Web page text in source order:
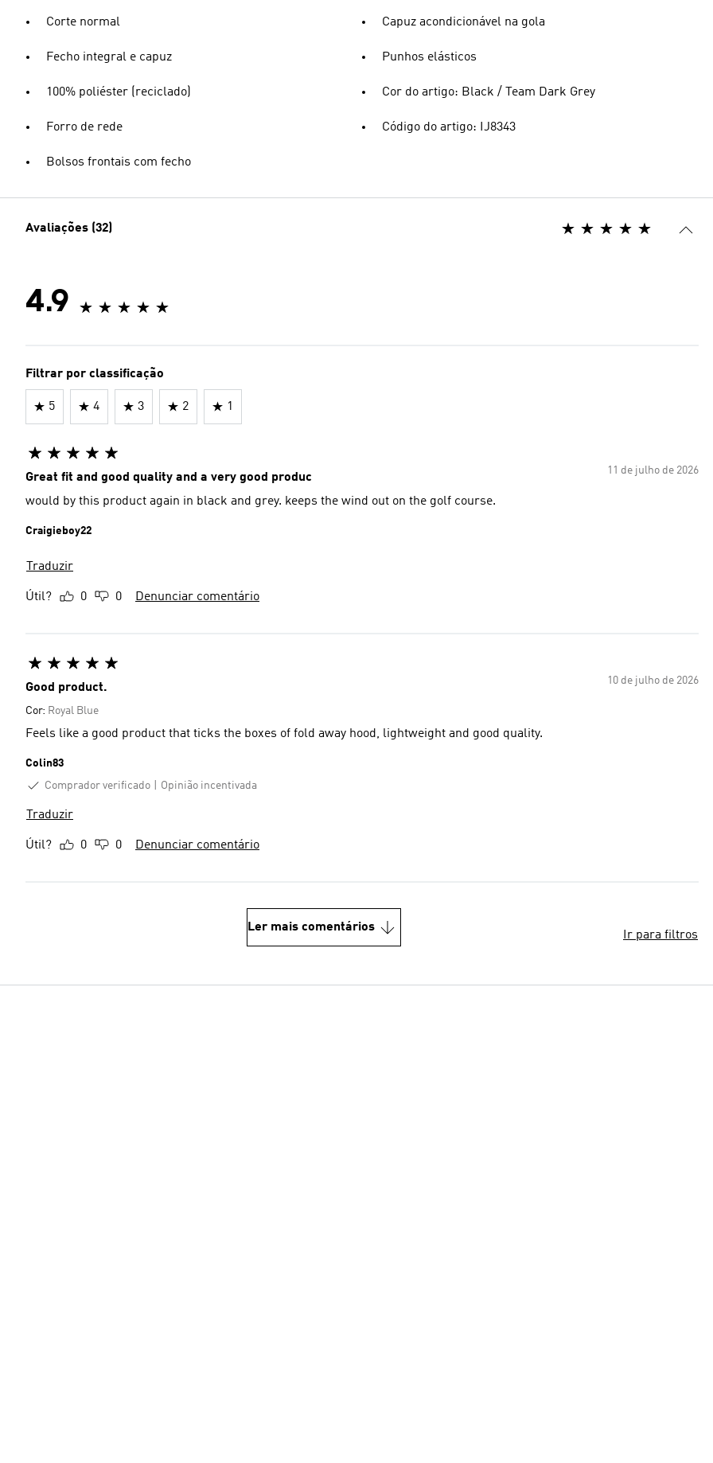
Corte normal
Fecho integral e capuz
100% poliéster (reciclado)
Forro de rede
Bolsos frontais com fecho
Capuz acondicionável na gola
Punhos elásticos
Cor do artigo: Black / Team Dark Grey
Código do artigo: IJ8343
Avaliações (32)
4.9
Filtrar por classificação
5 4 3 2 1
11 de julho de 2026
Great fit and good quality and a very good produc
would by this product again in black and grey. keeps the wind out on the golf course.
Craigieboy22
Traduzir
Útil? 0 0 Denunciar comentário
10 de julho de 2026
Good product.
Cor: Royal Blue
Feels like a good product that ticks the boxes of fold away hood, lightweight and good quality.
Colin83
Comprador verificado
Opinião incentivada
Traduzir
Útil? 0 0 Denunciar comentário
Ler mais comentários
Ir para filtros